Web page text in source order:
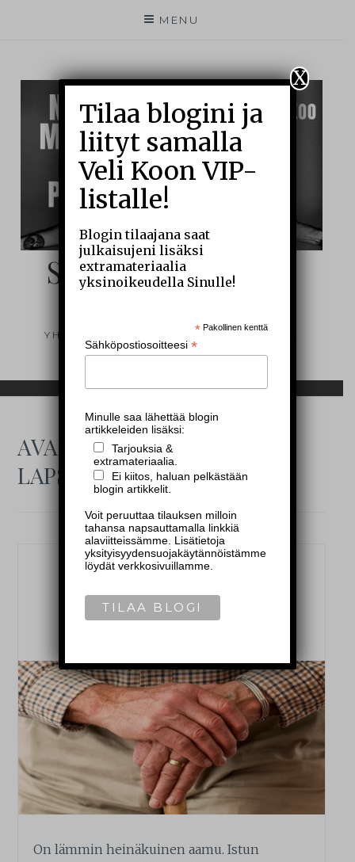
MENU
SIELUNI SILMIN –
YHDEN MIEHEN ARKEA JA ÄÄRIRAJOJA
AVAINSANA:
LAPSUUSMUISTOT
BLOGI,MALELIFESTYLE
Kirje isoisälleni
On lämmin heinäkuinen aamu. Istun
Tilaa blogini ja
liityt samalla
Veli Koon VIP-
listalle!
Blogin tilaajana saat
julkaisujeni lisäksi
extramateriaalia
yksinoikeudella Sinulle!
* Pakollinen kenttä
Sähköpostiosoitteesi*
Minulle saa lähettää blogin
artikkeleiden lisäksi:
Tarjouksia &
extramateriaalia.
Ei kiitos, haluan pelkästään
blogin artikkelit.
Voit peruuttaa tilauksen milloin
tahansa napsauttamalla linkkiä
alaviitteissämme. Lisätietoja
yksityisyydensuojakäytännöistämme
löydät verkkosivuillamme.
X